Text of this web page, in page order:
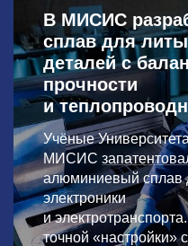
В МИСИС
сплав для
деталей с
прочности
и
Учёные
МИСИС
алюминиевый сплав
электроники
и
точной «настройки»